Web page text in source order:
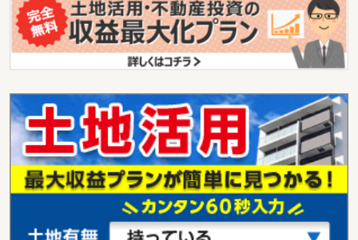
住 所
愛媛県松山市北土居２
用途地域 １種低層
土地面積 660m²
価 格
600万円
住 所
愛媛県伊予郡松前町大字北黒田
用途地域 １種住居
土地面積 195.76m²
愛媛県新居浜市船木
価 格
640万円